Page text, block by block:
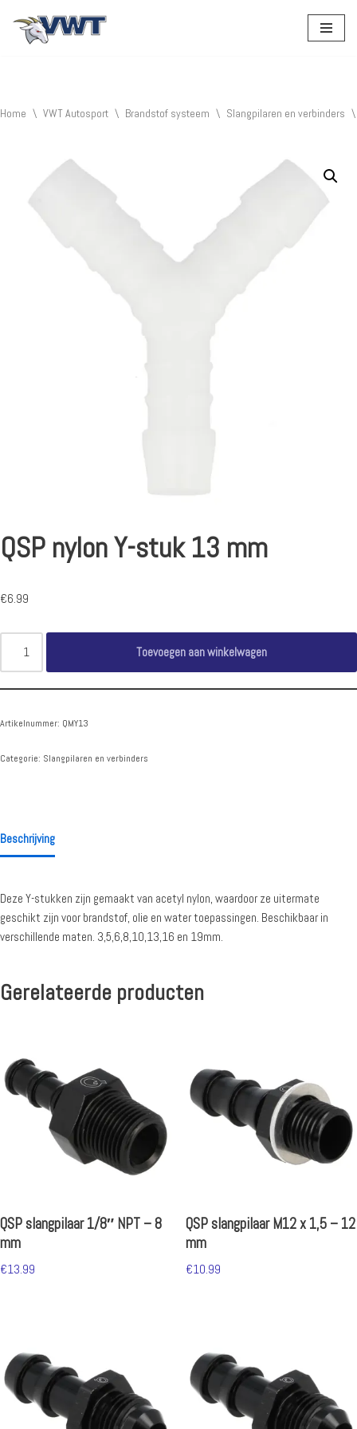
Home \ VWT Autosport \ Brandstof systeem \ Slangpilaren en verbinders \
QSP nylon Y-stuk 13 mm
€6.99
Toevoegen aan winkelwagen
Artikelnummer: QMY13
Categorie: Slangpilaren en verbinders
Beschrijving
Deze Y-stukken zijn gemaakt van acetyl nylon, waardoor ze uitermate
geschikt zijn voor brandstof, olie en water toepassingen. Beschikbaar in
verschillende maten. 3,5,6,8,10,13,16 en 19mm.
Gerelateerde producten
QSP slangpilaar 1/8″ NPT – 8
mm
€13.99
QSP slangpilaar M12 x 1,5 – 12
mm
€10.99